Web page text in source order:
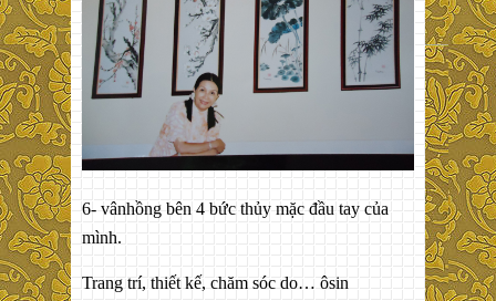
6- vânhồng bên 4 bức thủy mặc đầu tay của
mình.
Trang trí, thiết kế, chăm sóc do… ôsin